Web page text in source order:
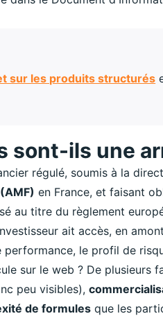
sur les produits structurés
sont-ils une
régulé, soumis à la
en France, et faisant
au titre du règlement
ait accès, en
le profil de
sur le web ? De plusieurs
peu visibles),
de formules que les